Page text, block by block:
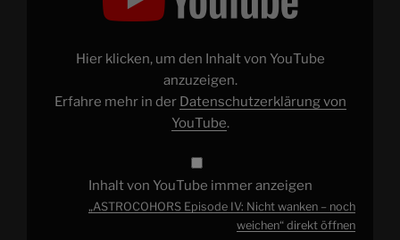
weichen“Hier klicken, um den Inhalt von YouTube
anzuzeigen.
Erfahre mehr in der Datenschutzerklärung von
YouTube.
Inhalt von YouTube immer anzeigen
„ASTROCOHORS Episode IV: Nicht wanken – noch
weichen“ direkt öffnen